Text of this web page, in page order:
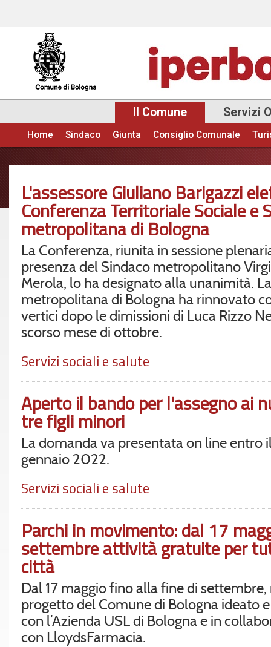
Il Comune Servizi
Menu principale
Home Sindaco Giunta Consiglio Comunale
L'assessore Giuliano Barigazzi
Conferenza Territoriale Sociale e
metropolitana di Bologna
La Conferenza, riunita in sessione
presenza del Sindaco metropolitano
Merola, lo ha designato alla unanimità.
metropolitana di Bologna ha rinnovato
vertici dopo le dimissioni di Luca Rizzo
scorso mese di ottobre.
Servizi sociali e salute
Aperto il bando per l'assegno ai
tre figli minori
La domanda va presentata on line entro
gennaio 2022.
Servizi sociali e salute
Parchi in movimento: dal 17
settembre attività gratuite per
città
Dal 17 maggio fino alla fine di
progetto del Comune di Bologna ideato
con l’Azienda USL di Bologna e in
con LloydsFarmacia.